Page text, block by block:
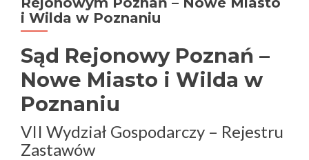
i Wilda w Poznaniu
Sąd Rejonowy Poznań –
Nowe Miasto i Wilda w
Poznaniu
VII Wydział Gospodarczy – Rejestru
Zastawów